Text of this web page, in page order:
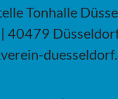
Tonhalle
40479